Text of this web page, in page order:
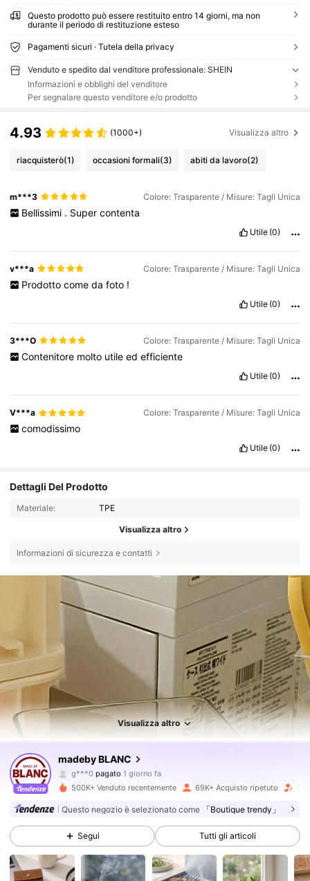
Questo prodotto può essere restituito entro 14 giorni, ma non
durante il periodo di restituzione esteso
Pagamenti sicuri · Tutela della privacy
Venduto e spedito dal venditore professionale: SHEIN
Informazioni e obblighi del venditore
Per segnalare questo venditore e/o prodotto
4.93 (1000+) Visualizza altro
riacquisterò(1) occasioni formali(3) abiti da lavoro(2)
m***3 Colore: Trasparente / Misure: Tagli Unica
Bellissimi . Super contenta
Utile (0)
v***a Colore: Trasparente / Misure: Tagli Unica
Prodotto come da foto !
Utile (0)
3***O Colore: Trasparente / Misure: Tagli Unica
Contenitore molto utile ed efficiente
Utile (0)
V***a Colore: Trasparente / Misure: Tagli Unica
comodissimo
Utile (0)
Dettagli Del Prodotto
Materiale: TPE
Visualizza altro
Informazioni di sicurezza e contatti
Visualizza altro
madeby BLANC
4.78
87K Follower
g***0 pagato 1 giorno fa
4.78 87K Follower
4.78 87K Follower
500K+ Venduto recentemente 69K+ Acquisto ripetuto
Questo negozio è selezionato come 「Boutique trendy」
Segui Tutti gli articoli